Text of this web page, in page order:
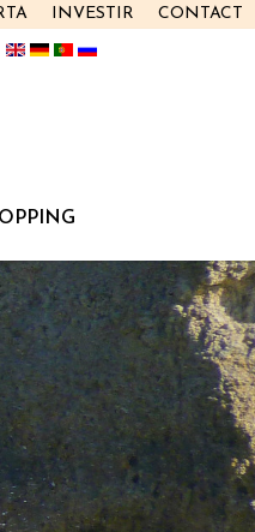
CONTACT
INVESTIR